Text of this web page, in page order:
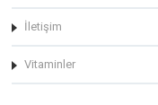
İletişim
Vitaminler